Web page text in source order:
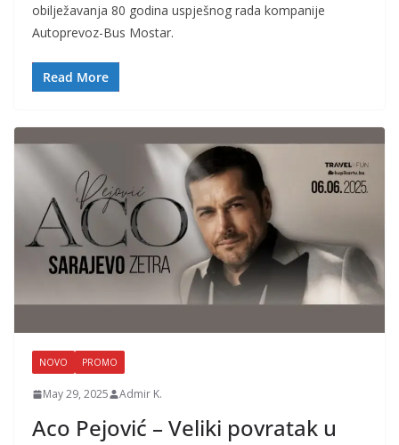
obilježavanja 80 godina uspješnog rada kompanije
Autoprevoz-Bus Mostar.
Read More
NOVO PROMO
May 29, 2025 Admir K.
Aco Pejović – Veliki povratak u